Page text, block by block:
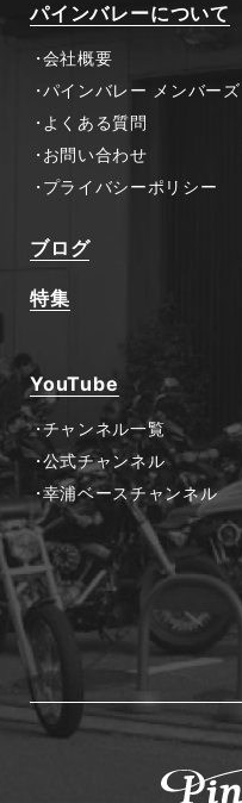
パインバレーについて
会社概要
パインバレー メンバーズ
よくある質問
お問い合わせ
プライバシーポリシー
ブログ
特集
YouTube
チャンネル一覧
公式チャンネル
幸浦ベースチャンネル